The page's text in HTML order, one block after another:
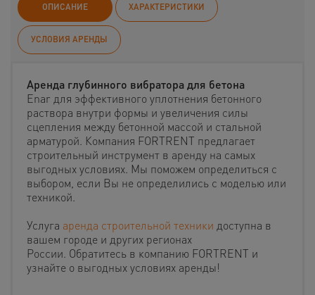
ОПИСАНИЕ ХАРАКТЕРИСТИКИ
УСЛОВИЯ АРЕНДЫ
Аренда глубинного вибратора для бетона
Enar для эффективного уплотнения бетонного
раствора внутри формы и увеличения силы
сцепления между бетонной массой и стальной
арматурой. Компания FORTRENT предлагает
строительный инструмент в аренду на самых
выгодных условиях. Мы поможем определиться с
выбором, если Вы не определились с моделью или
техникой.
Услуга аренда строительной техники доступна в
вашем городе и других регионах
России. Обратитесь в компанию FORTRENT и
узнайте о выгодных условиях аренды!